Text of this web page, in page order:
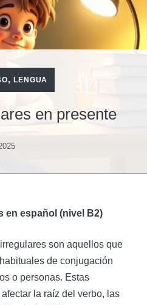
,LENGUA
en presente
en español (nivel B2)
son aquellos que
de conjugación
o personas. Estas
la raíz del verbo, las